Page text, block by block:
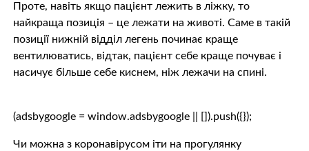
Проте, навіть якщо пацієнт лежить в ліжку, то
найкраща позиція – це лежати на животі. Саме в такій
позиції нижній відділ легень починає краще
вентилюватись, відтак, пацієнт себе краще почуває і
насичує більше себе киснем, ніж лежачи на спині.
(adsbygoogle = window.adsbygoogle || []).push({});
Чи можна з коронавірусом іти на прогулянку